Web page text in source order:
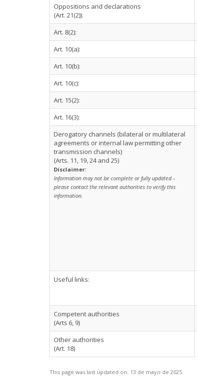
Oppositions and declarations
(Art. 21(2)):
Art. 8(2):
Art. 10(a):
Art. 10(b):
Art. 10(c):
Art. 15(2):
Art. 16(3):
Derogatory channels (bilateral or multilateral
agreements or internal law permitting other
transmission channels)
(Arts. 11, 19, 24 and 25)
Disclaimer:
Information may not be complete or fully updated –
please contact the relevant authorities to verify this
information.
Useful links:
Competent authorities
(Arts 6, 9)
Other authorities
(Art. 18)
This page was last updated on: 13 de mayo de 2025